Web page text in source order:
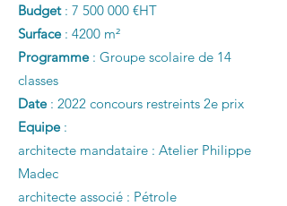
Budget : 7 500 000 €HT
Surface : 4200 m²
Programme : Groupe scolaire de 14
classes
Date : 2022 concours restreints 2e prix
Equipe :
architecte mandataire : Atelier Philippe
Madec
architecte associé : Pétrole